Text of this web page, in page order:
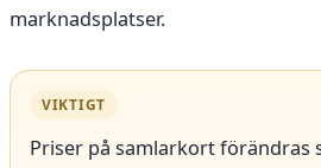
marknadsplatser.
VIKTIGT
Priser på samlarkort förändras